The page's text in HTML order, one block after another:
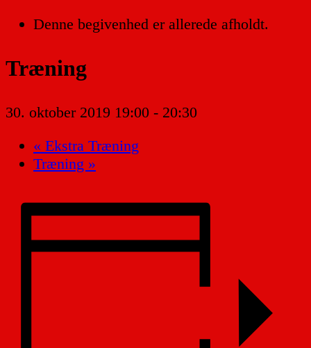
Denne begivenhed er allerede afholdt.
Træning
30. oktober 2019 19:00 - 20:30
« Ekstra Træning
Træning »